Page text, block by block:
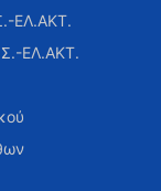
ΕΛ.ΑΚΤ.
ΕΛ.ΑΚΤ.